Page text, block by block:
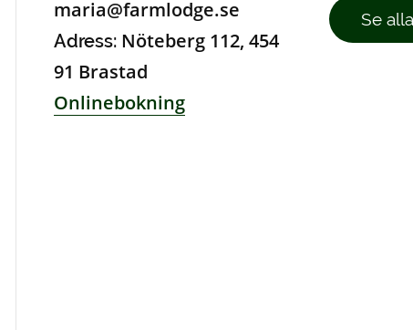
maria@farmlodge.se
Adress: Nöteberg 112, 454
91 Brastad
Onlinebokning
Se